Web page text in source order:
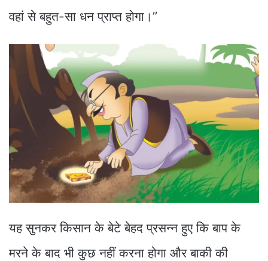
वहां से बहुत-सा धन प्राप्त होगा।’’
यह सुनकर किसान के बेटे बेहद प्रसन्न हुए कि बाप के
मरने के बाद भी कुछ नहीं करना होगा और बाकी की